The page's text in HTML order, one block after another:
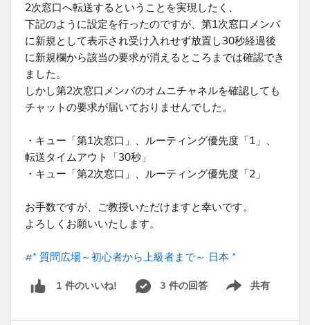
2次窓口へ転送するということを実現したく、
下記のように設定を行ったのですが、第1次窓口メンバ
に新規として表示され受け入れせず放置し30秒経過後
に新規欄から該当の要求が消えるところまでは確認でき
ました。
しかし第2次窓口メンバのオムニチャネルを確認しても
チャットの要求が届いておりませんでした。
・キュー「第1次窓口」、ルーティング優先度「1」、
転送タイムアウト「30秒」
・キュー「第2次窓口」、ルーティング優先度「2」
お手数ですが、ご教授いただけますと幸いです。
よろしくお願いいたします。
#* 質問広場～初心者から上級者まで～ 日本 *
1 件のいいね! 3 件の回答 共有
Show menu